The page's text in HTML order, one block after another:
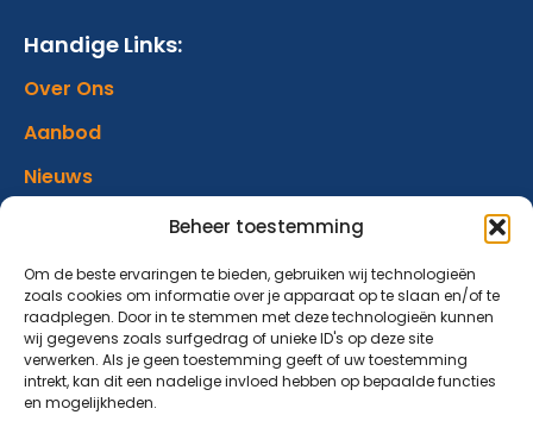
Beheer toestemming
Om de beste ervaringen te bieden, gebruiken wij technologieën
zoals cookies om informatie over je apparaat op te slaan en/of te
raadplegen. Door in te stemmen met deze technologieën kunnen
wij gegevens zoals surfgedrag of unieke ID's op deze site
verwerken. Als je geen toestemming geeft of uw toestemming
intrekt, kan dit een nadelige invloed hebben op bepaalde functies
en mogelijkheden.
Handige Links:
Over Ons
Aanbod
Nieuws
Donatie
Contact
Abonneer op onze nieuwsbrief